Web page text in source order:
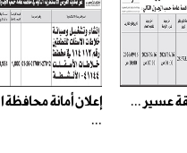
عسير ...
إعلان أمانة محافظة
...